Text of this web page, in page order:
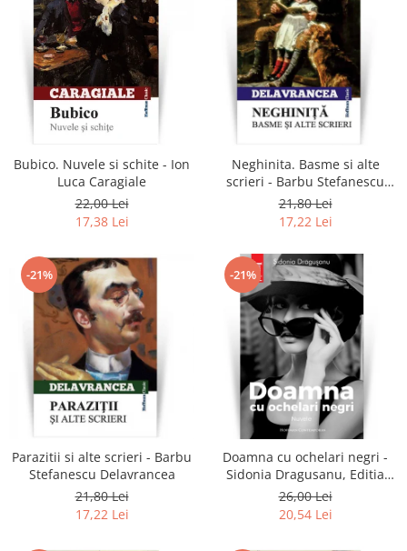
Bubico. Nuvele si schite - Ion
Luca Caragiale
22,00 Lei
17,38 Lei
Neghinita. Basme si alte
scrieri - Barbu Stefanescu
Delavrancea
21,80 Lei
17,22 Lei
-21%
Parazitii si alte scrieri - Barbu
Stefanescu Delavrancea
21,80 Lei
17,22 Lei
-21%
Doamna cu ochelari negri -
Sidonia Dragusanu, Editia
2020
26,00 Lei
20,54 Lei